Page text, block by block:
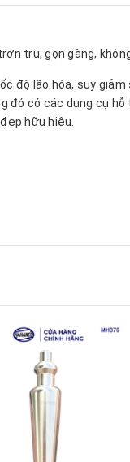
tru, gọn gàng,
độ lão hóa, suy giảm
đó có các dụng cụ
hữu hiệu.
độc trừ hàn hiệu